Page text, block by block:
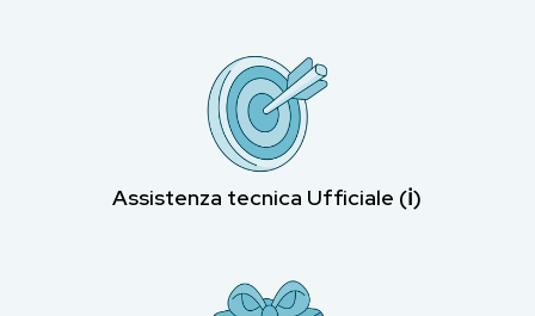
Assistenza tecnica Ufficiale (ℹ︎)